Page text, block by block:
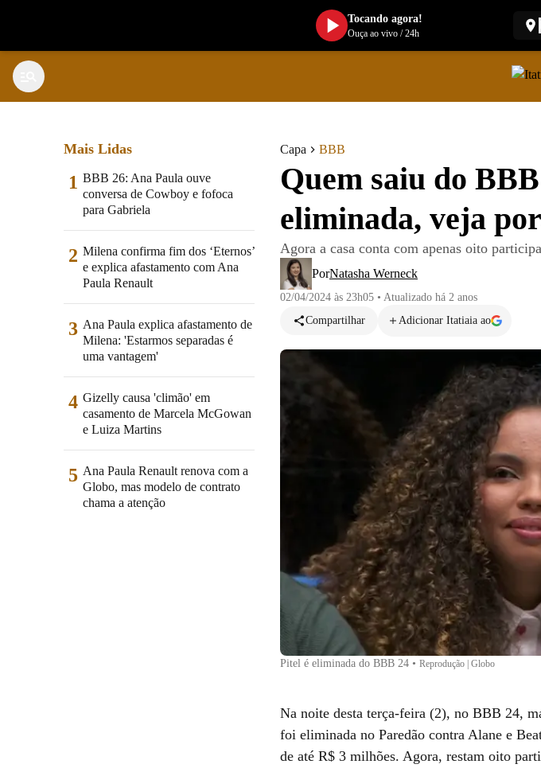
Capa BBB
Quem saiu do
eliminada, veja
Agora a casa conta com apenas oito
PorNatasha Werneck
02/04/2024 às 23h05 • Atualizado há 2 anos
Compartilhar
Adicionar Itatiaia ao
Pitel é eliminada do BBB 24 • Reprodução | Globo
Na noite desta terça-feira (2), no BBB 24,
foi eliminada no Paredão contra Alane e
de até R$ 3 milhões. Agora, restam oito
Mais Lidas
1 BBB 26: Ana Paula ouve
conversa de Cowboy e fofoca
para Gabriela
2 Milena confirma fim dos ‘Eternos’
e explica afastamento com Ana
Paula Renault
3 Ana Paula explica afastamento de
Milena: 'Estarmos separadas é
uma vantagem'
4 Gizelly causa 'climão' em
casamento de Marcela McGowan
e Luiza Martins
5 Ana Paula Renault renova com a
Globo, mas modelo de contrato
chama a atenção
Tocando agora!
Ouça ao vivo/24h